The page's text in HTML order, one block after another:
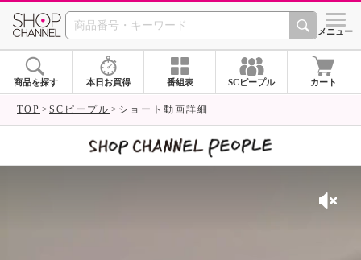
SHOP CHANNEL シメニュー
商品を探す 本日お買得 番組表 SCピープル カート
TOP SCピープル ショート動画詳細